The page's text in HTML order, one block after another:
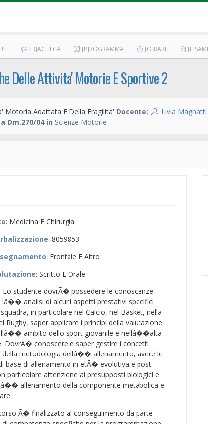
[B]ACHECA [P]ROGRAMMA [O]RARI [E]SAMI
Delle Attivita' Motorie E Sportive 2
Motoria Adattata E Della Fragilita' Docente: Livia Magnatti
Dm.270/04 in Scienze Motorie
: Medicina E Chirurgia
: 8059853
: Frontale E Altro
: Scritto E Orale
: Lo studente dovrÃ� possedere le conoscenze
lâ�� analisi di alcuni aspetti prestativi specifici
in particolare nel Calcio, nel Basket, nella
Rugby, saper applicare i principi della valutazione
ambito dello sport giovanile e nellâ��alta
DovrÃ� conoscere e saper gestire i concetti
della metodologia dellâ�� allenamento, avere le
base di allenamento in etÃ� evolutiva e post
particolare attenzione ai presupposti biologici e
allenamento della componente metabolica e
Ã� finalizzato al conseguimento da parte